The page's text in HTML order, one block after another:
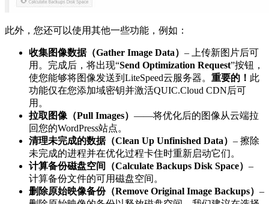
此外，您还可以使用其他一些功能，例如：
收集图像数据（Gather Image Data） – 上传新图片后可
用。完成后，将出现“Send Optimization Request”按钮，
使您能够将图像发送到LiteSpeed云服务器。 重要的！ 此
功能仅在您添加域密钥并激活QUIC.Cloud CDN后可
用。
拉取图像（Pull Images） ——将优化后的图像从云端拉
回您的WordPress站点。
清理未完成的数据（Clean Up Unfinished Data） – 擦除
未完成的进程并在优化过程卡住时重新启动它们。
计算备份磁盘空间（Calculate Backups Disk Space） –
计算备份文件的可用磁盘空间。
删除原始映像备份（Remove Original Image Backups） –